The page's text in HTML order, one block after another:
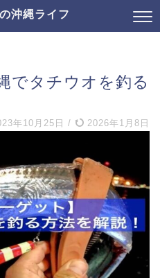
沖縄ライフ
でタチウオを釣る
年10月25日 / 2026年1月8日